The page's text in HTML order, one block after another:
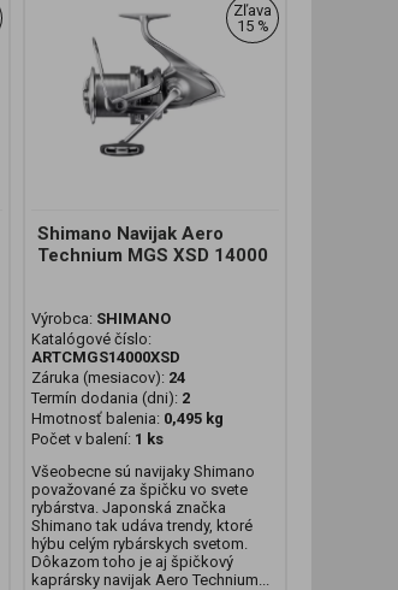
Zľava
15 %
Shimano Navijak Aero
Technium MGS XSD 14000
Výrobca: SHIMANO
Katalógové číslo:
ARTCMGS14000XSD
Záruka (mesiacov): 24
Termín dodania (dni): 2
Hmotnosť balenia: 0,495 kg
Počet v balení: 1 ks
Všeobecne sú navijaky Shimano
považované za špičku vo svete
rybárstva. Japonská značka
Shimano tak udáva trendy, ktoré
hýbu celým rybárskych svetom.
Dôkazom toho je aj špičkový
kaprársky navijak Aero Technium...